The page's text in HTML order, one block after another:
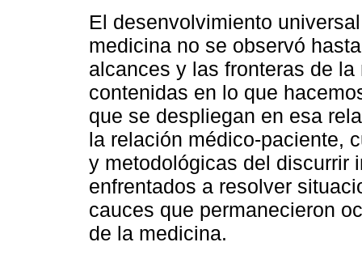
El desenvolvimiento
medicina no se observó
alcances y las fronteras de
contenidas en lo que
que se despliegan en esa
la relación médico-paciente,
y metodológicas del discurrir
enfrentados a resolver
cauces que permanecieron
de la medicina.